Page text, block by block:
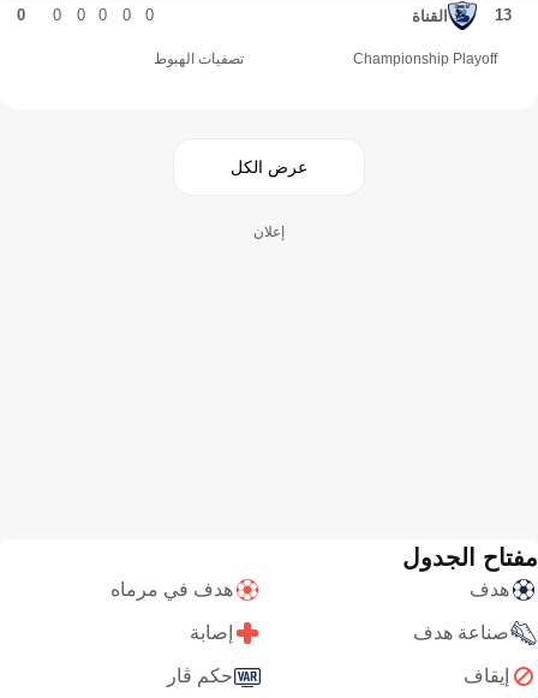
13 القناة 0
0
0
0
0
0
Championship Playoff تصفيات الهبوط
عرض الكل
إعلان
مفتاح الجدول
هدف هدف في مرماه
صناعة هدف إصابة
إيقاف حكم ڤار